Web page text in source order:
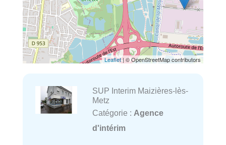
Leaflet| © OpenStreetMap contributors
SUP Interim Maizières-lès-
Metz
Catégorie : Agence
d'intérim